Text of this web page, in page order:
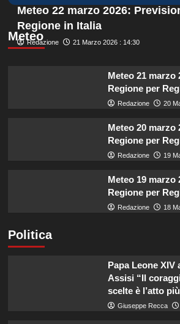
Meteo
Meteo 22 marzo 2026:
Regione in Italia
Redazione 21 Marzo 2026 : 14:30
Meteo 21 marzo
Regione per
Redazione 20
Meteo 20 marzo
Regione per
Redazione 19
Meteo 19 marzo
Regione per
Redazione 18
Politica
Papa Leone XIV
Assisi “Il
scelte è l’atto
Giuseppe Recca